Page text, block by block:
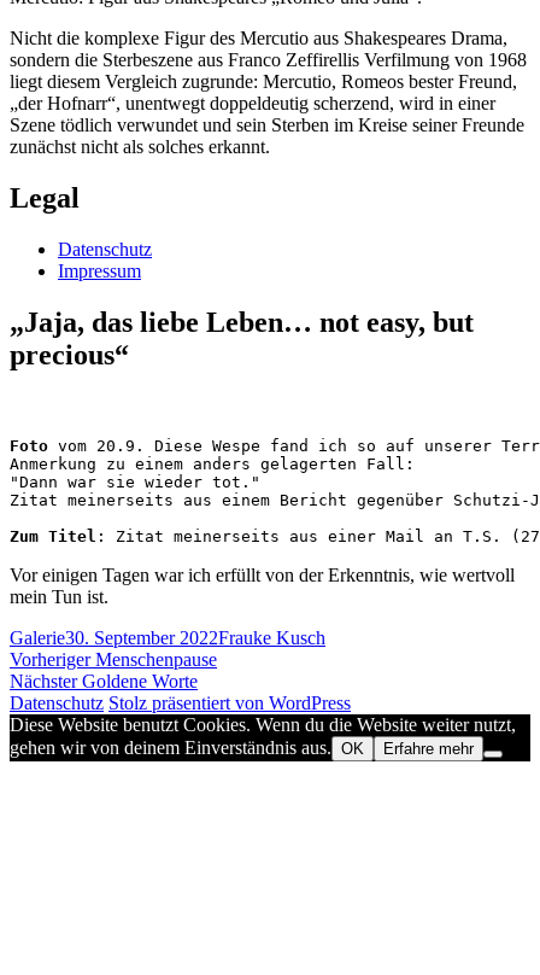
Nicht die komplexe Figur des Mercutio aus Shakespeares Drama,
sondern die Sterbeszene aus Franco Zeffirellis Verfilmung von 1968
liegt diesem Vergleich zugrunde: Mercutio, Romeos bester Freund,
„der Hofnarr“, unentwegt doppeldeutig scherzend, wird in einer
Szene tödlich verwundet und sein Sterben im Kreise seiner Freunde
zunächst nicht als solches erkannt.
Legal
Datenschutz
Impressum
„Jaja, das liebe Leben… not easy, but
precious“
Foto vom 20.9. Diese Wespe fand ich so auf unserer
Anmerkung zu einem anders gelagerten Fall:
"Dann war sie wieder tot."
Zitat meinerseits aus einem Bericht gegenüber
Zum Titel : Zitat meinerseits aus einer Mail an T.S.
Vor einigen Tagen war ich erfüllt von der Erkenntnis, wie wertvoll
mein Tun ist.
Format
GalerieVeröffentlicht
am
30. September 2022Autor
Frauke Kusch
Beitragsnavigation
Vorheriger Vorheriger
Beitrag:
Menschenpause
Nächster Nächster
Beitrag:
Goldene Worte
Datenschutz Stolz präsentiert von WordPress
Diese Website benutzt Cookies. Wenn du die Website weiter nutzt,
gehen wir von deinem Einverständnis aus. OK Erfahre mehr